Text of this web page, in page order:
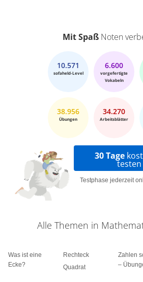
Mit Spaß Noten
10.571
sofaheld-Level
6.600
vorgefertigte
Vokabeln
38.956
Übungen
34.270
Arbeitsblätter
30 Tage
testen
Testphase jederzeit
Alle Themen in
Was ist eine
Ecke?
Rechteck
Quadrat
Zahlen
–